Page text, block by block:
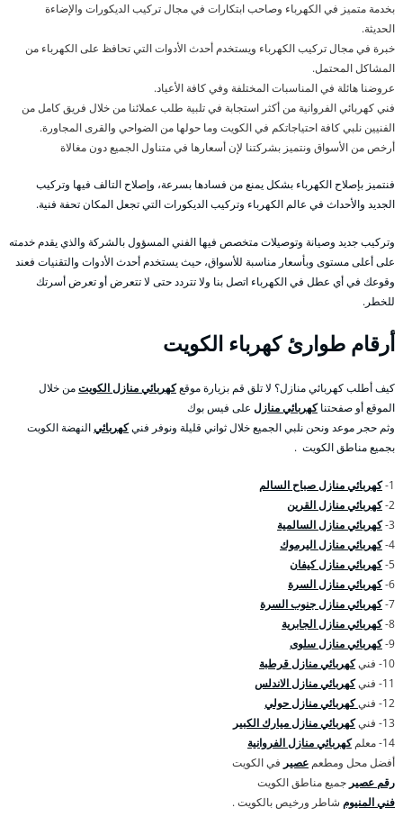
بخدمة متميز في الكهرباء وصاحب ابتكارات في مجال تركيب الديكورات والإضاءة
الحديثة.
خبرة في مجال تركيب الكهرباء ويستخدم أحدث الأدوات التي تحافظ على الكهرباء من
المشاكل المحتمل.
عروضنا هائلة في المناسبات المختلفة وفي كافة الأعياد.
فني كهربائي الفروانية من أكثر استجابة في تلبية طلب عملائنا من خلال فريق كامل من
الفنيين نلبي كافة احتياجاتكم في الكويت وما حولها من الضواحي والقرى المجاورة.
أرخص من الأسواق ونتميز بشركتنا لإن أسعارها في متناول الجميع دون مغالاة
فنتميز بإصلاح الكهرباء بشكل يمنع من فسادها بسرعة، وإصلاح التالف فيها وتركيب
الجديد والأحداث في عالم الكهرباء وتركيب الديكورات التي تجعل المكان تحفة فنية.
وتركيب جديد وصيانة وتوصيلات متخصص فيها الفني المسؤول بالشركة والذي يقدم خدمته
على أعلى مستوى وبأسعار مناسبة للأسواق، حيث يستخدم أحدث الأدوات والتقنيات فعند
وقوعك في أي عطل في الكهرباء اتصل بنا ولا تتردد حتى لا تتعرض أو تعرض أسرتك
للخطر.
أرقام طوارئ كهرباء الكويت
كيف أطلب كهربائي منازل؟ لا تلق قم بزيارة موقعكهربائي منازل الكويتمن خلال
الموقع أو صفحتناكهربائي منازل على فيس بوك
وثم حجر موعد ونحن نلبي الجميع خلال ثواني قليلة ونوفر فنيكهربائيالنهضة الكويت
بجميع مناطق الكويت .
1- كهربائي منازل صباح السالم
2- كهربائي منازل القرين
3- كهربائي منازل السالمية
4- كهربائي منازل اليرموك
5- كهربائي منازل كيفان
6- كهربائي منازل السرة
7- كهربائي منازل جنوب السرة
8- كهربائي منازل الجابرية
9- كهربائي منازل سلوى
10- فني
كهربائي منازل قرطبة
11- فني
كهربائي منازل الاندلس
12- فني
كهربائي منازل حولي
13- فني
كهربائي منازل ميارك الكبير
14- معلم
كهربائي منازل الفروانية
أفضل محل ومطعم عصير في الكويت
رقم عصير جميع مناطق الكويت
فني المنيوم شاطر ورخيص بالكويت .